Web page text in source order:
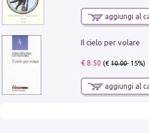
aggiungi al
Il cielo per volare
€ 8.50 (€10.00- 15%)
aggiungi al